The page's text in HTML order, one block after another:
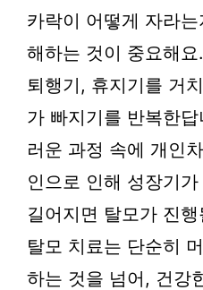
카락이 어떻게 자라
해하는 것이 중요해
퇴행기, 휴지기를 거
가 빠지기를 반복한
러운 과정 속에 개인
인으로 인해 성장기
길어지면 탈모가 진
탈모 치료는 단순히
하는 것을 넘어, 건강